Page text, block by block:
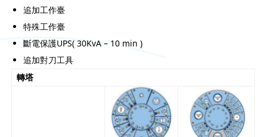
追加工作臺
特殊工作臺
斷電保護UPS( 30KvA – 10 min )
追加對刀工具
轉塔